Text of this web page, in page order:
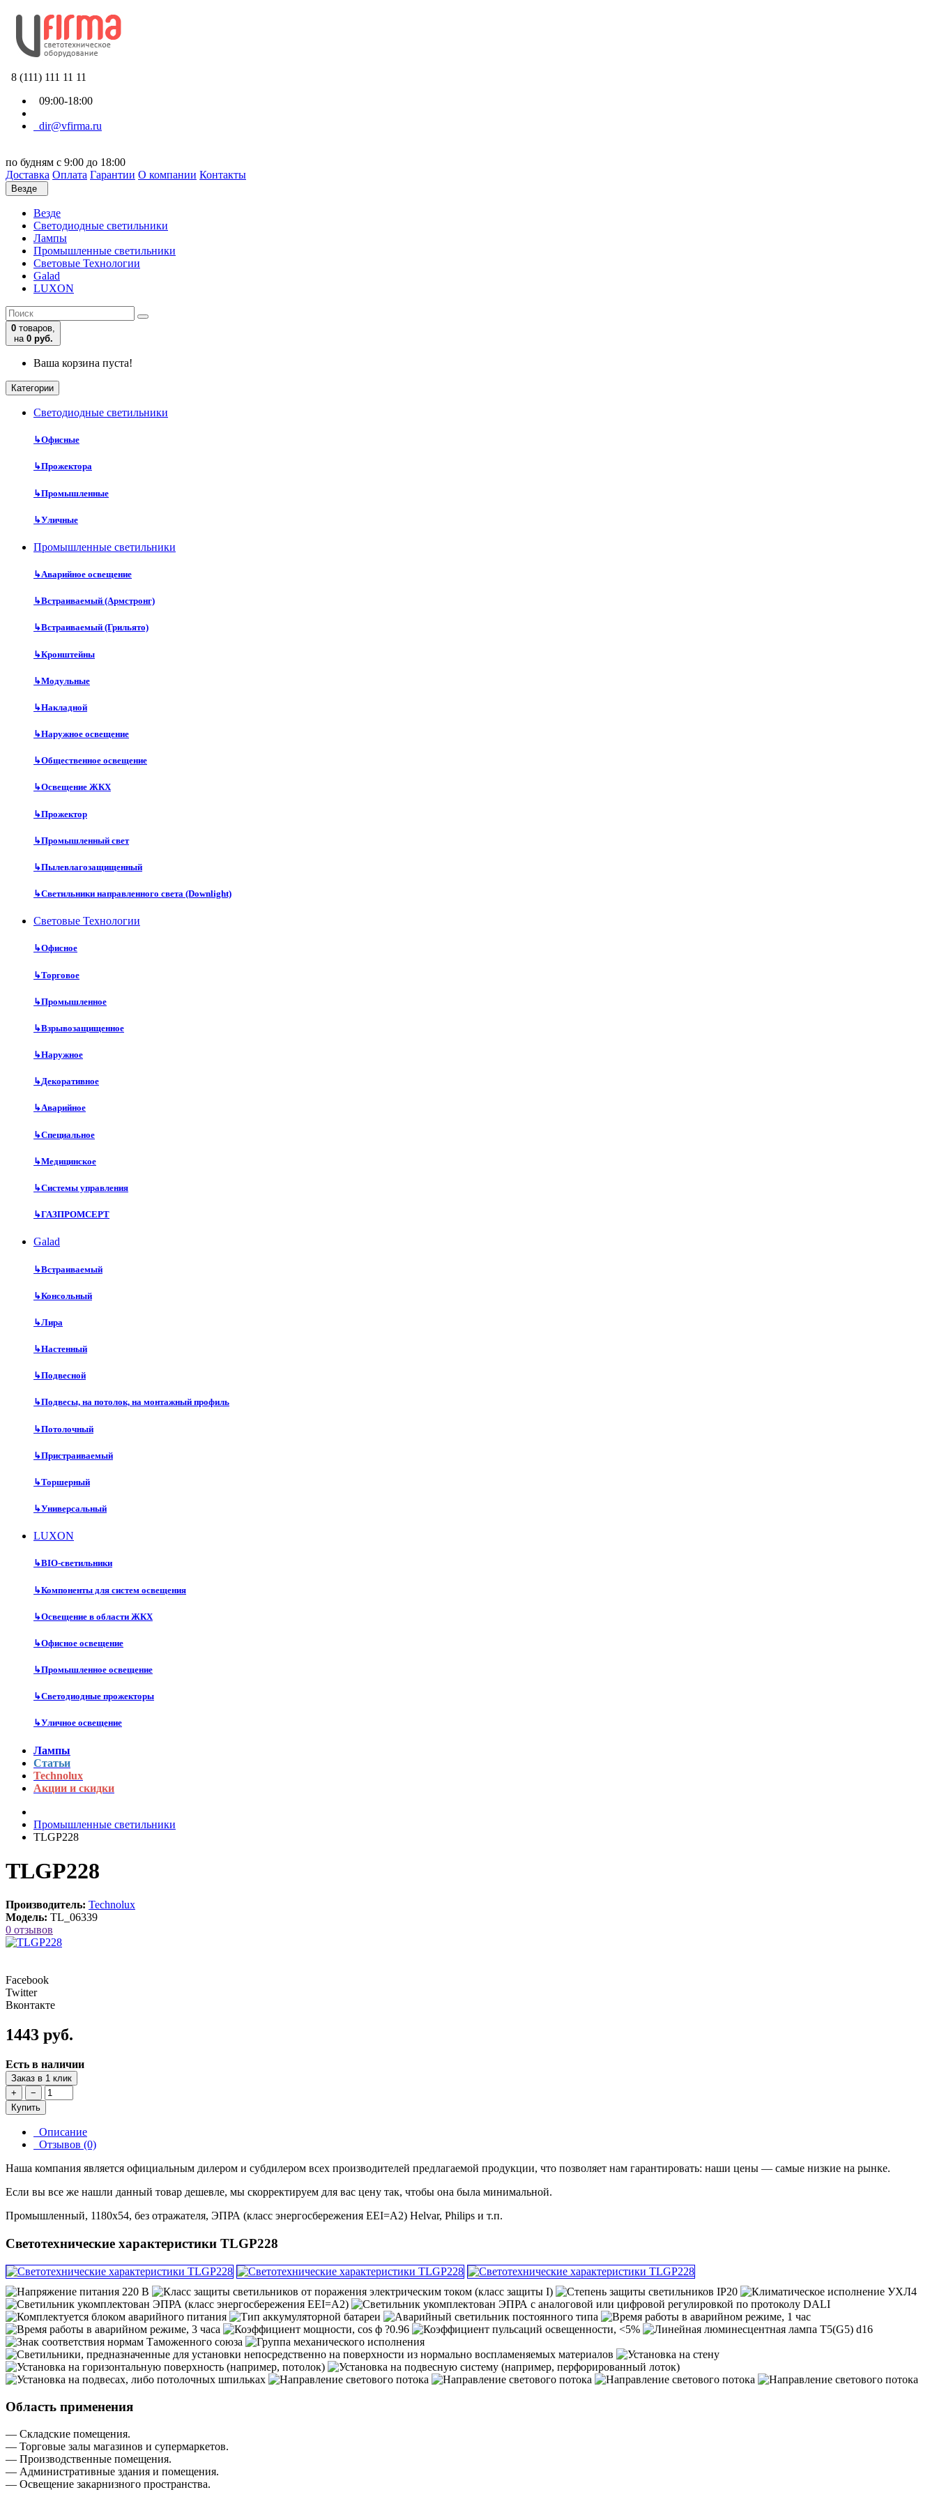
8 (111) 111 11 11
09:00-18:00
dir@vfirma.ru
по будням с 9:00 до 18:00
Доставка Оплата Гарантии О компании Контакты
Везде
Везде
Cветодиодные светильники
Лампы
Промышленные светильники
Световые Технологии
Galad
LUXON
0 товаров,
на 0 руб.
Ваша корзина пуста!
Категории
Cветодиодные светильники
↳Офисные
↳Прожектора
↳Промышленные
↳Уличные
Промышленные светильники
↳Аварийное освещение
↳Встраиваемый (Армстронг)
↳Встраиваемый (Грильято)
↳Кронштейны
↳Модульные
↳Накладной
↳Наружное освещение
↳Общественное освещение
↳Освещение ЖКХ
↳Прожектор
↳Промышленный свет
↳Пылевлагозащищенный
↳Светильники направленного света (Downlight)
Световые Технологии
↳Офисное
↳Торговое
↳Промышленное
↳Взрывозащищенное
↳Наружное
↳Декоративное
↳Аварийное
↳Специальное
↳Медицинское
↳Системы управления
↳ГАЗПРОМСЕРТ
Galad
↳Встраиваемый
↳Консольный
↳Лира
↳Настенный
↳Подвесной
↳Подвесы, на потолок, на монтажный профиль
↳Потолочный
↳Пристраиваемый
↳Торшерный
↳Универсальный
LUXON
↳BIO-светильники
↳Компоненты для систем освещения
↳Освещение в области ЖКХ
↳Офисное освещение
↳Промышленное освещение
↳Светодиодные прожекторы
↳Уличное освещение
Лампы
Статьи
Technolux
Акции и скидки
Промышленные светильники
TLGP228
TLGP228
Производитель: Technolux
Модель: TL_06339
0 отзывов
Facebook
Twitter
Вконтакте
1443 руб.
Есть в наличии
Заказ в 1 клик
+
−
Купить
Описание
Отзывов (0)
Наша компания является официальным дилером и субдилером всех производителей предлагаемой продукции, что позволяет нам гарантировать: наши цены — самые низкие на рынке.
Если вы все же нашли данный товар дешевле, мы скорректируем для вас цену так, чтобы она была минимальной.
Промышленный, 1180х54, без отражателя, ЭПРА (класс энергосбережения EEI=A2) Helvar, Philips и т.п.
Светотехнические характеристики TLGP228
Область применения
— Складские помещения.
— Торговые залы магазинов и супермаркетов.
— Производственные помещения.
— Административные здания и помещения.
— Освещение закарнизного пространства.